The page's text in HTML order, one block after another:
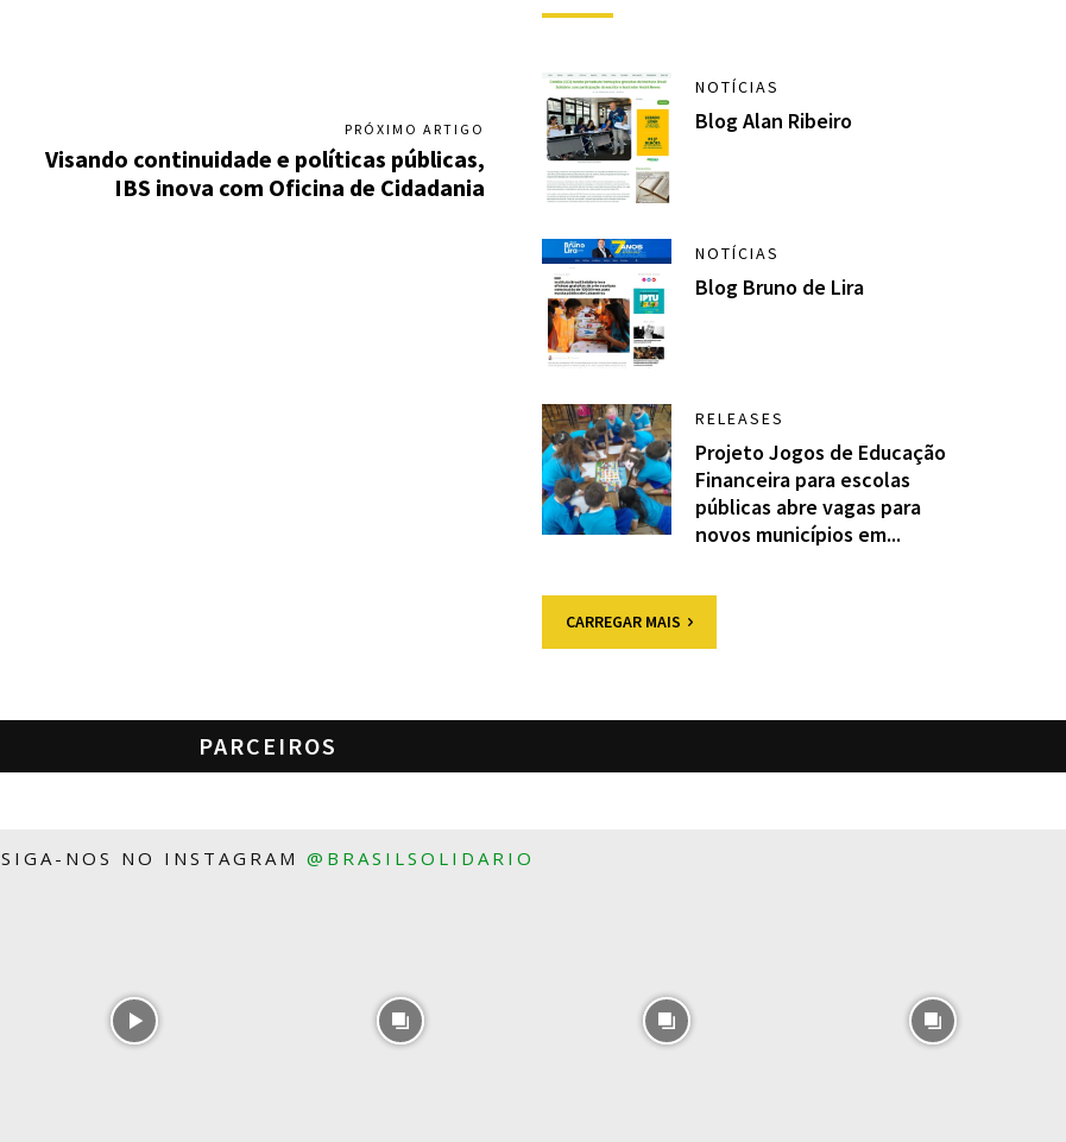
PRÓXIMO ARTIGO
Visando continuidade e políticas públicas,
IBS inova com Oficina de Cidadania
NOTÍCIAS
Blog Alan Ribeiro
NOTÍCIAS
Blog Bruno de Lira
RELEASES
Projeto Jogos de Educação
Financeira para escolas
públicas abre vagas para
novos municípios em...
CARREGAR MAIS
PARCEIROS
SIGA-NOS NO INSTAGRAM @BRASILSOLIDARIO